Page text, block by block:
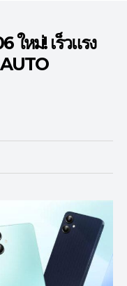
ใหม่! เร็วแรง